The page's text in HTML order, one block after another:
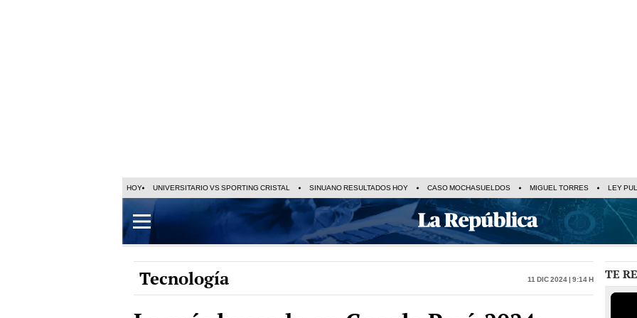
HOY UNIVERSITARIO VS SPORTING CRISTAL SINUANO RESULTADOS HOY CASO MOCHASUELDOS MIGUEL TORRES LEY
Tecnología 11 Dic 2024 | 9:14 h TE